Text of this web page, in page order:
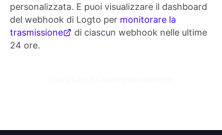
personalizzata. E puoi visualizzare il dashboard
del webhook di Logto per monitorare la
trasmissione
di ciascun webhook nelle ultime
24 ore.